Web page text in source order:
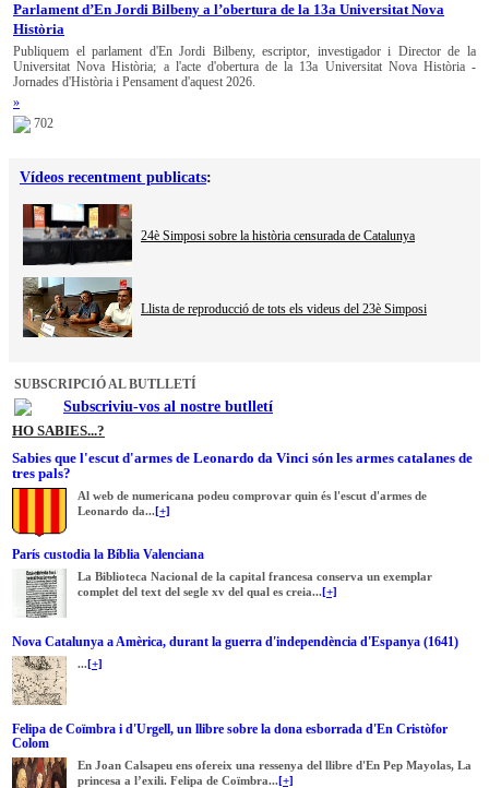
Parlament d’En Jordi Bilbeny a l’obertura de la 13a Universitat Nova
Història
Publiquem el parlament d'En Jordi Bilbeny, escriptor, investigador i Director de la
Universitat Nova Història; a l'acte d'obertura de la 13a Universitat Nova Història -
Jornades d'Història i Pensament d'aquest 2026.
»
702
Vídeos recentment publicats:
24è Simposi sobre la història censurada de Catalunya
Llista de reproducció de tots els videus del 23è Simposi
SUBSCRIPCIÓ AL BUTLLETÍ
Subscriviu-vos al nostre butlletí
HO SABIES...?
Sabies que l'escut d'armes de Leonardo da Vinci són les armes catalanes de
tres pals?
Al web de numericana podeu comprovar quin és l'escut d'armes de
Leonardo da...[+]
París custodia la Bíblia Valenciana
La Biblioteca Nacional de la capital francesa conserva un exemplar
complet del text del segle xv del qual es creia...[+]
Nova Catalunya a Amèrica, durant la guerra d'independència d'Espanya (1641)
...[+]
Felipa de Coïmbra i d'Urgell, un llibre sobre la dona esborrada d'En Cristòfor
Colom
En Joan Calsapeu ens ofereix una ressenya del llibre d'En Pep Mayolas, La
princesa a l’exili. Felipa de Coïmbra...[+]